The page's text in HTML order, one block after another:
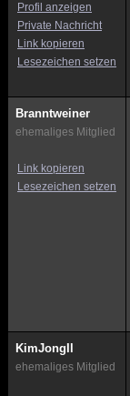
Profil anzeigen
Private Nachricht
Link kopieren
Lesezeichen setzen
Branntweiner
ehemaliges Mitglied
Link kopieren
Lesezeichen setzen
KimJongIl
ehemaliges Mitglied